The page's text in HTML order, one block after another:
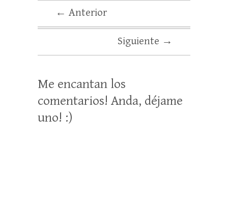
← Anterior
Siguiente →
Me encantan los
comentarios! Anda, déjame
uno! :)